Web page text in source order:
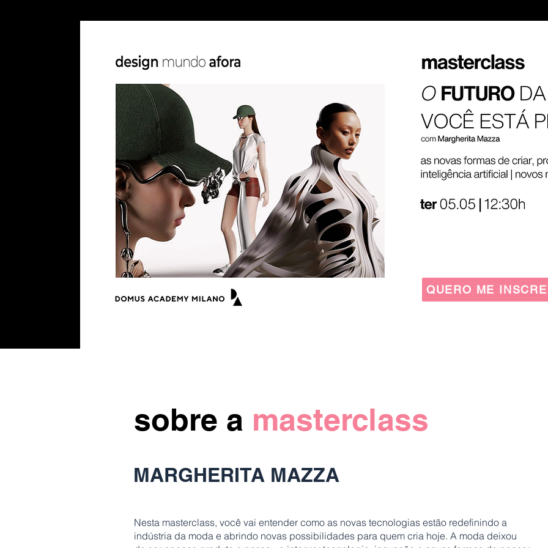
QUERO ME
sobre a masterclass
MARGHERITA MAZZA
Nesta masterclass, você vai entender como as novas tecnologias estão redefinindo a
indústria da moda e abrindo novas possibilidades para quem cria hoje. A moda deixou